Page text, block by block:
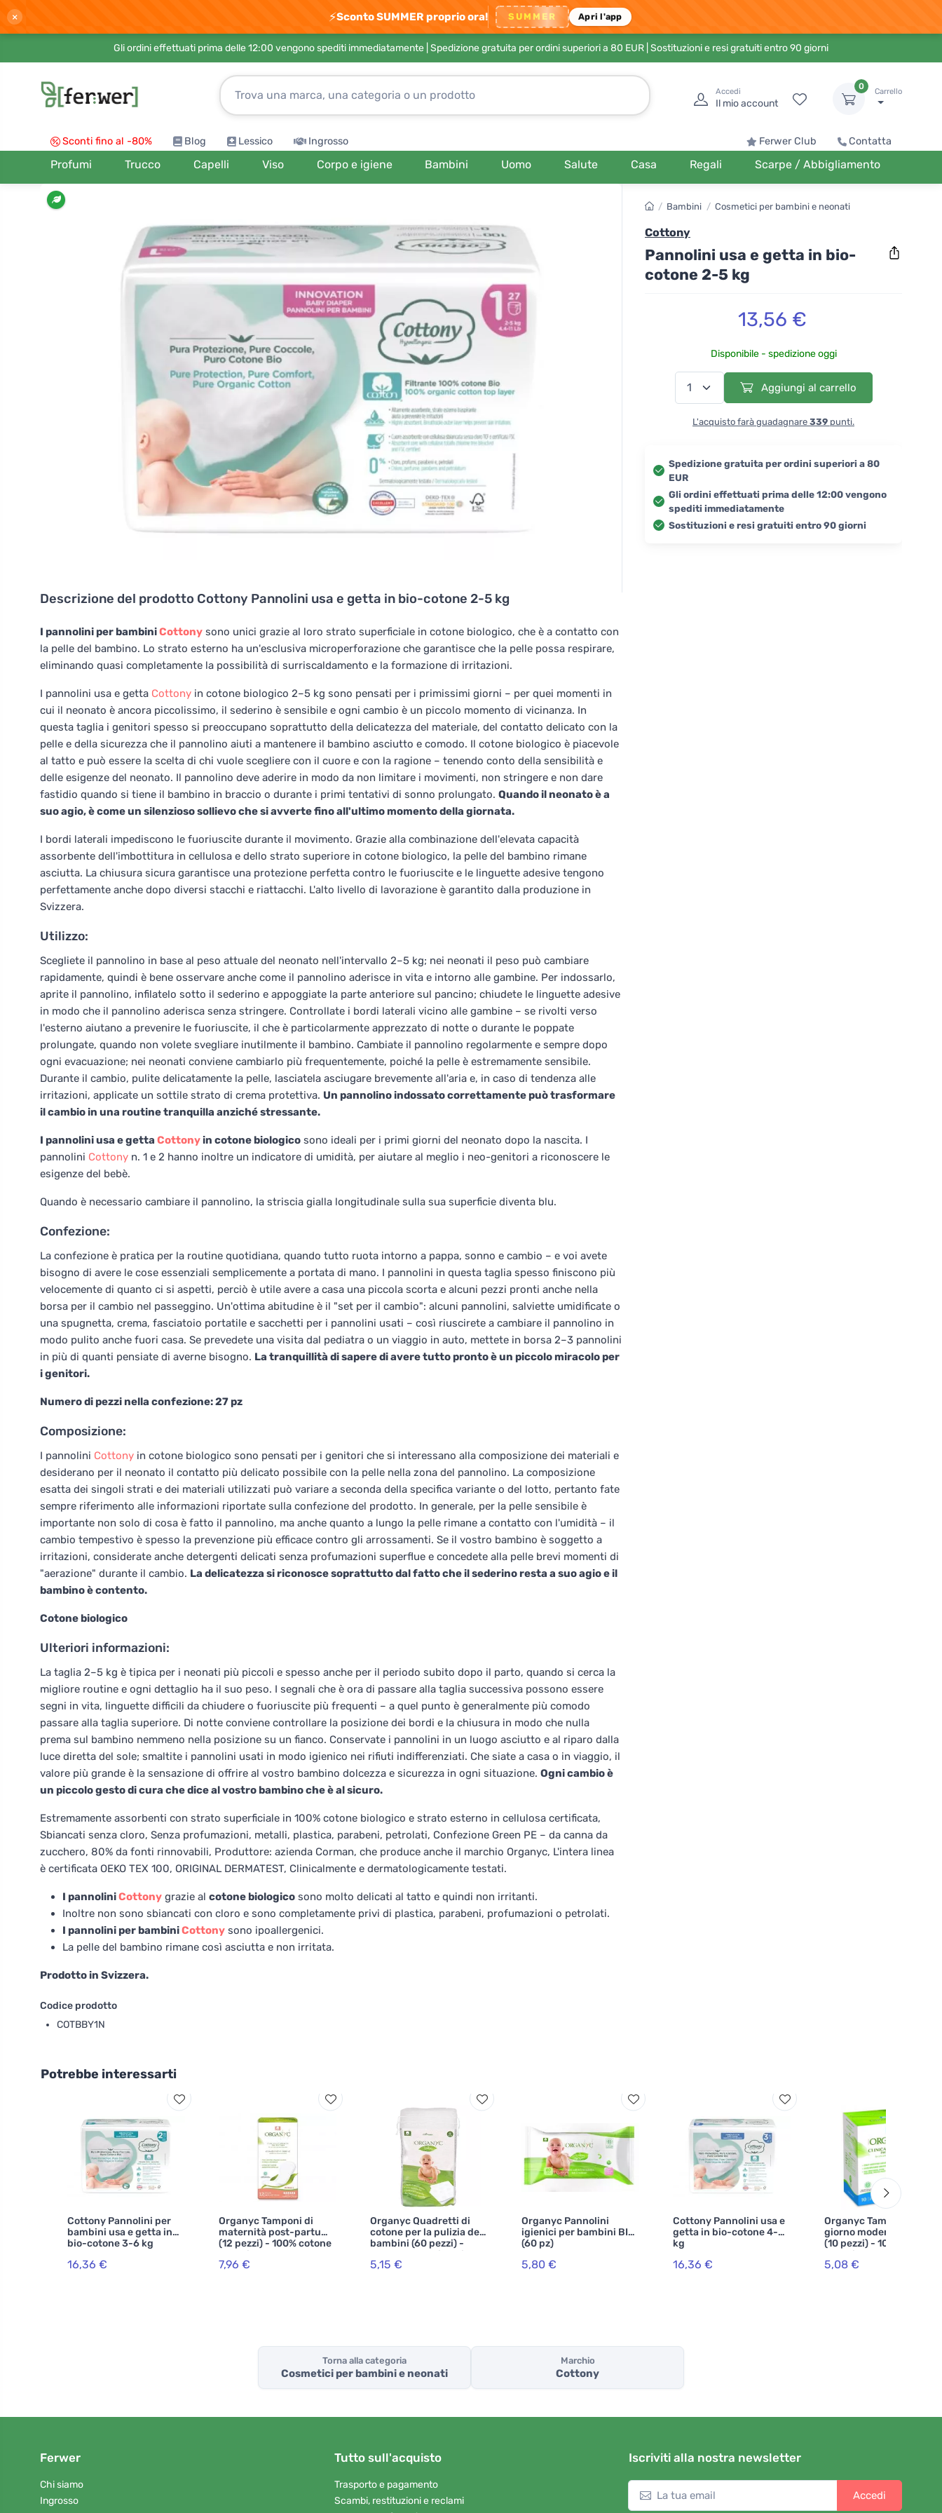
× ⚡Sconto SUMMER proprio ora! SUMMER Apri l'app
Gli ordini effettuati prima delle 12:00 vengono spediti immediatamente | Spedizione gratuita per ordini superiori a 80 EUR | Sostituzioni e resi gratuiti entro 90 giorni
Accedi
Il mio account
0
Carrello
Sconti fino al -80% Blog Lessico Ingrosso Ferwer Club Contatta
Profumi Trucco Capelli Viso Corpo e igiene Bambini Uomo Salute Casa Regali Scarpe / Abbigliamento
Descrizione del prodotto Cottony Pannolini usa e getta in bio-cotone 2-5 kg
I pannolini per bambiniCottony sono unici grazie al loro strato superficiale in cotone biologico, che è a contatto con
la pelle del bambino. Lo strato esterno ha un'esclusiva microperforazione che garantisce che la pelle possa respirare,
eliminando quasi completamente la possibilità di surriscaldamento e la formazione di irritazioni.
I pannolini usa e getta Cottony in cotone biologico 2–5 kg sono pensati per i primissimi giorni – per quei momenti in
cui il neonato è ancora piccolissimo, il sederino è sensibile e ogni cambio è un piccolo momento di vicinanza. In
questa taglia i genitori spesso si preoccupano soprattutto della delicatezza del materiale, del contatto delicato con la
pelle e della sicurezza che il pannolino aiuti a mantenere il bambino asciutto e comodo. Il cotone biologico è piacevole
al tatto e può essere la scelta di chi vuole scegliere con il cuore e con la ragione – tenendo conto della sensibilità e
delle esigenze del neonato. Il pannolino deve aderire in modo da non limitare i movimenti, non stringere e non dare
fastidio quando si tiene il bambino in braccio o durante i primi tentativi di sonno prolungato. Quando il neonato è a
suo agio, è come un silenzioso sollievo che si avverte fino all'ultimo momento della giornata.
I bordi laterali impediscono le fuoriuscite durante il movimento. Grazie alla combinazione dell'elevata capacità
assorbente dell'imbottitura in cellulosa e dello strato superiore in cotone biologico, la pelle del bambino rimane
asciutta. La chiusura sicura garantisce una protezione perfetta contro le fuoriuscite e le linguette adesive tengono
perfettamente anche dopo diversi stacchi e riattacchi. L'alto livello di lavorazione è garantito dalla produzione in
Svizzera.
Utilizzo:
Scegliete il pannolino in base al peso attuale del neonato nell'intervallo 2–5 kg; nei neonati il peso può cambiare
rapidamente, quindi è bene osservare anche come il pannolino aderisce in vita e intorno alle gambine. Per indossarlo,
aprite il pannolino, infilatelo sotto il sederino e appoggiate la parte anteriore sul pancino; chiudete le linguette adesive
in modo che il pannolino aderisca senza stringere. Controllate i bordi laterali vicino alle gambine – se rivolti verso
l'esterno aiutano a prevenire le fuoriuscite, il che è particolarmente apprezzato di notte o durante le poppate
prolungate, quando non volete svegliare inutilmente il bambino. Cambiate il pannolino regolarmente e sempre dopo
ogni evacuazione; nei neonati conviene cambiarlo più frequentemente, poiché la pelle è estremamente sensibile.
Durante il cambio, pulite delicatamente la pelle, lasciatela asciugare brevemente all'aria e, in caso di tendenza alle
irritazioni, applicate un sottile strato di crema protettiva. Un pannolino indossato correttamente può trasformare
il cambio in una routine tranquilla anziché stressante.
I pannolini usa e getta Cottony in cotone biologico sono ideali per i primi giorni del neonato dopo la nascita. I
pannolini Cottony n. 1 e 2 hanno inoltre un indicatore di umidità, per aiutare al meglio i neo-genitori a riconoscere le
esigenze del bebè.
Quando è necessario cambiare il pannolino, la striscia gialla longitudinale sulla sua superficie diventa blu.
Confezione:
La confezione è pratica per la routine quotidiana, quando tutto ruota intorno a pappa, sonno e cambio – e voi avete
bisogno di avere le cose essenziali semplicemente a portata di mano. I pannolini in questa taglia spesso finiscono più
velocemente di quanto ci si aspetti, perciò è utile avere a casa una piccola scorta e alcuni pezzi pronti anche nella
borsa per il cambio nel passeggino. Un'ottima abitudine è il "set per il cambio": alcuni pannolini, salviette umidificate o
una spugnetta, crema, fasciatoio portatile e sacchetti per i pannolini usati – così riuscirete a cambiare il pannolino in
modo pulito anche fuori casa. Se prevedete una visita dal pediatra o un viaggio in auto, mettete in borsa 2–3 pannolini
in più di quanti pensiate di averne bisogno. La tranquillità di sapere di avere tutto pronto è un piccolo miracolo per
i genitori.
Numero di pezzi nella confezione: 27 pz
Composizione:
I pannolini Cottony in cotone biologico sono pensati per i genitori che si interessano alla composizione dei materiali e
desiderano per il neonato il contatto più delicato possibile con la pelle nella zona del pannolino. La composizione
esatta dei singoli strati e dei materiali utilizzati può variare a seconda della specifica variante o del lotto, pertanto fate
sempre riferimento alle informazioni riportate sulla confezione del prodotto. In generale, per la pelle sensibile è
importante non solo di cosa è fatto il pannolino, ma anche quanto a lungo la pelle rimane a contatto con l'umidità – il
cambio tempestivo è spesso la prevenzione più efficace contro gli arrossamenti. Se il vostro bambino è soggetto a
irritazioni, considerate anche detergenti delicati senza profumazioni superflue e concedete alla pelle brevi momenti di
"aerazione" durante il cambio. La delicatezza si riconosce soprattutto dal fatto che il sederino resta a suo agio e il
bambino è contento.
Cotone biologico
Ulteriori informazioni:
La taglia 2–5 kg è tipica per i neonati più piccoli e spesso anche per il periodo subito dopo il parto, quando si cerca la
migliore routine e ogni dettaglio ha il suo peso. I segnali che è ora di passare alla taglia successiva possono essere
segni in vita, linguette difficili da chiudere o fuoriuscite più frequenti – a quel punto è generalmente più comodo
passare alla taglia superiore. Di notte conviene controllare la posizione dei bordi e la chiusura in modo che nulla
prema sul bambino nemmeno nella posizione su un fianco. Conservate i pannolini in un luogo asciutto e al riparo dalla
luce diretta del sole; smaltite i pannolini usati in modo igienico nei rifiuti indifferenziati. Che siate a casa o in viaggio, il
valore più grande è la sensazione di offrire al vostro bambino dolcezza e sicurezza in ogni situazione. Ogni cambio è
un piccolo gesto di cura che dice al vostro bambino che è al sicuro.
Estremamente assorbenti con strato superficiale in 100% cotone biologico e strato esterno in cellulosa certificata,
Sbiancati senza cloro, Senza profumazioni, metalli, plastica, parabeni, petrolati, Confezione Green PE – da canna da
zucchero, 80% da fonti rinnovabili, Produttore: azienda Corman, che produce anche il marchio Organyc, L'intera linea
è certificata OEKO TEX 100, ORIGINAL DERMATEST, Clinicalmente e dermatologicamente testati.
I pannoliniCottony grazie al cotone biologico sono molto delicati al tatto e quindi non irritanti.
Inoltre non sono sbiancati con cloro e sono completamente privi di plastica, parabeni, profumazioni o petrolati.
I pannolini per bambiniCottony sono ipoallergenici.
La pelle del bambino rimane così asciutta e non irritata.
Prodotto in Svizzera.
Codice prodotto
COTBBY1N
/ Bambini / Cosmetici per bambini e neonati
Cottony
Pannolini usa e getta in bio-
cotone 2-5 kg
13,56 €
Disponibile - spedizione oggi
Aggiungi al carrello
L'acquisto farà guadagnare 339 punti.
Spedizione gratuita per ordini superiori a 80
EUR
Gli ordini effettuati prima delle 12:00 vengono
spediti immediatamente
Sostituzioni e resi gratuiti entro 90 giorni
Potrebbe interessarti
Cottony Pannolini per
bambini usa e getta in
bio-cotone 3-6 kg
16,36 €
Organyc Tamponi di
maternità post-partum
(12 pezzi) - 100% cotone
organico, 6 gocce
7,96 €
Organyc Quadretti di
cotone per la pulizia dei
bambini (60 pezzi) -
100% cotone biologico
5,15 €
Organyc Pannolini
igienici per bambini BIO
(60 pz)
5,80 €
Cottony Pannolini usa e
getta in bio-cotone 4-9
kg
16,36 €
Organyc Tamponi da
giorno moderati con ali
(10 pezzi) - 100% cotone
organico, 3 gocce
5,08 €
Torna alla categoria
Cosmetici per bambini e neonati
Marchio
Cottony
Ferwer
Chi siamo
Ingrosso
Tutto sull'acquisto
Trasporto e pagamento
Scambi, restituzioni e reclami
Iscriviti alla nostra newsletter
Accedi